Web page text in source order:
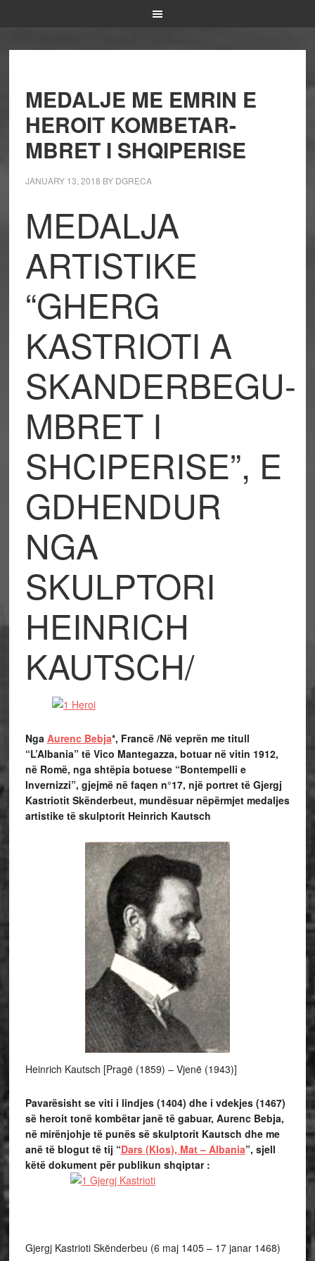
MEDALJE ME EMRIN E
HEROIT KOMBETAR-
MBRET I SHQIPERISE
JANUARY 13, 2018 BY DGRECA
MEDALJA
ARTISTIKE
“GHERG
KASTRIOTI A
SKANDERBEGU-
MBRET I
SHCIPERISE”, E
GDHENDUR
NGA
SKULPTORI
HEINRICH
KAUTSCH/
Nga Aurenc Bebja*, Francë /Në veprën me titull
“L’Albania” të Vico Mantegazza, botuar në vitin 1912,
në Romë, nga shtëpia botuese “Bontempelli e
Invernizzi”, gjejmë në faqen n°17, një portret të Gjergj
Kastriotit Skënderbeut, mundësuar nëpërmjet medaljes
artistike të skulptorit Heinrich Kautsch
Heinrich Kautsch [Pragë (1859) – Vjenë (1943)]
Pavarësisht se viti i lindjes (1404) dhe i vdekjes (1467)
së heroit tonë kombëtar janë të gabuar, Aurenc Bebja,
në mirënjohje të punës së skulptorit Kautsch dhe me
anë të blogut të tij “Dars (Klos), Mat – Albania”, sjell
këtë dokument për publikun shqiptar :
Gjergj Kastrioti Skënderbeu (6 maj 1405 – 17 janar 1468)